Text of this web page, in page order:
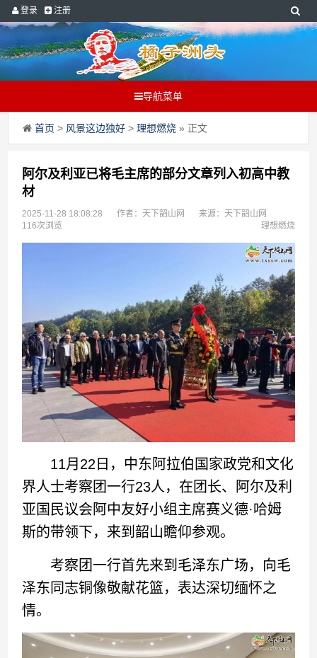
登录 注册
导航菜单
首页 > 风景这边独好 >理想燃烧 » 正文
阿尔及利亚已将毛主席的部分文章列入初高中教
材
2025-11-28 18:08:28 作者：天下韶山网
来源：天下韶山网
116次浏览
理想燃烧
11月22日，中东阿拉伯国家政党和文化
界人士考察团一行23人，在团长、阿尔及利
亚国民议会阿中友好小组主席赛义德·哈姆
斯的带领下，来到韶山瞻仰参观。
考察团一行首先来到毛泽东广场，向毛
泽东同志铜像敬献花篮，表达深切缅怀之
情。